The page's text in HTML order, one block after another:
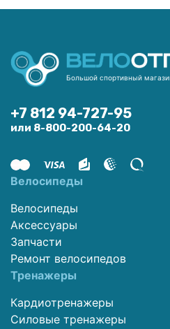
Большой спортивный
+7 812 94-727-95
или 8-800-200-64-20
Велосипеды
Велосипеды
Аксессуары
Запчасти
Ремонт велосипедов
Тренажеры
Кардиотренажеры
Силовые тренажеры